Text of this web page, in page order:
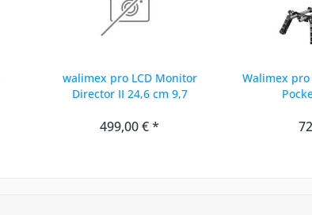
walimex pro LCD Monitor
Director II 24,6 cm 9,7
499,00 € *
Walimex